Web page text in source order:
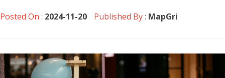
Posted On : 2024-11-20 Published By : MapGri